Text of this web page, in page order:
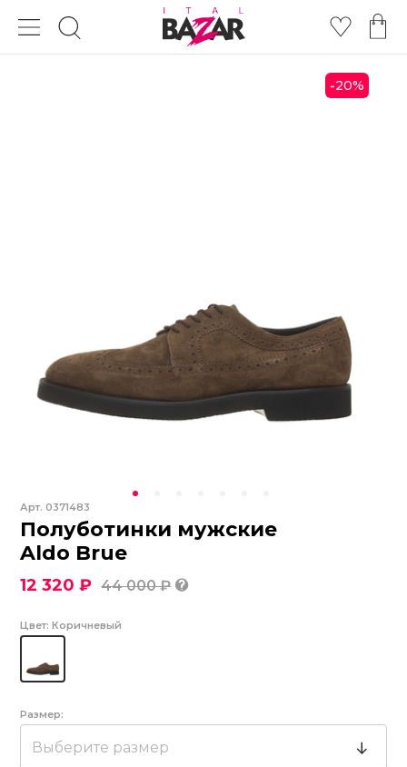
-20%
Арт.0371483
Полуботинки мужские
Aldo Brue
12 320 ₽ 44 000 ₽
Цвет: Коричневый
Размер:
Выберите размер